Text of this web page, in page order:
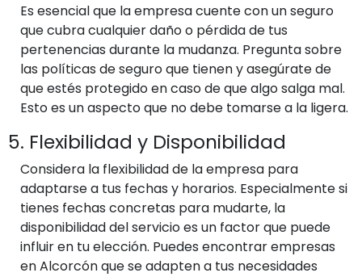
Es esencial que la empresa cuente con un seguro
que cubra cualquier daño o pérdida de tus
pertenencias durante la mudanza. Pregunta sobre
las políticas de seguro que tienen y asegúrate de
que estés protegido en caso de que algo salga mal.
Esto es un aspecto que no debe tomarse a la ligera.
5. Flexibilidad y Disponibilidad
Considera la flexibilidad de la empresa para
adaptarse a tus fechas y horarios. Especialmente si
tienes fechas concretas para mudarte, la
disponibilidad del servicio es un factor que puede
influir en tu elección. Puedes encontrar empresas
en Alcorcón que se adapten a tus necesidades